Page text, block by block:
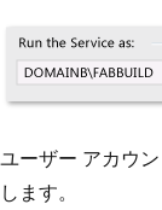
ユーザー アカウ
します。